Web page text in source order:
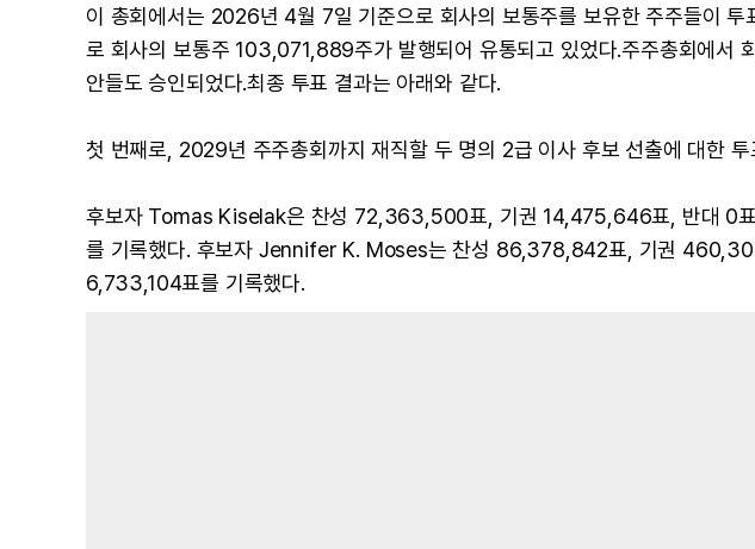
이 총회에서는 2026년 4월 7일 기준으로 회사의 보통주를 보유한 주주들이 투
로 회사의 보통주 103,071,889주가 발행되어 유통되고 있었다.주주총회에서
안들도 승인되었다.최종 투표 결과는 아래와 같다.
첫 번째로, 2029년 주주총회까지 재직할 두 명의 2급 이사 후보 선출에 대한
후보자 Tomas Kiselak은 찬성 72,363,500표, 기권 14,475,646표, 반대 0
를 기록했다. 후보자 Jennifer K. Moses는 찬성 86,378,842표, 기권
6,733,104표를 기록했다.